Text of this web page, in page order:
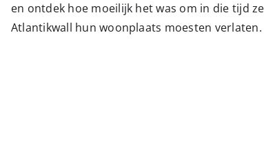
en ontdek hoe moeilijk het was om in die tijd
Atlantikwall hun woonplaats moesten verlaten.